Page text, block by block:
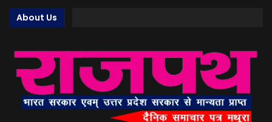
About Us